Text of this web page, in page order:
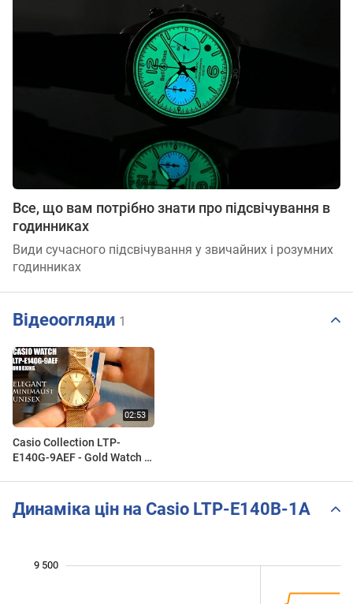
Все, що вам потрібно знати про підсвічування в
годинниках
Види сучасного підсвічування у звичайних і розумних
годинниках
Відеоогляди 1
Casio Collection LTP-
E140G-9AEF - Gold Watch |
Динаміка цін на Casio LTP-E140B-1A
9 500